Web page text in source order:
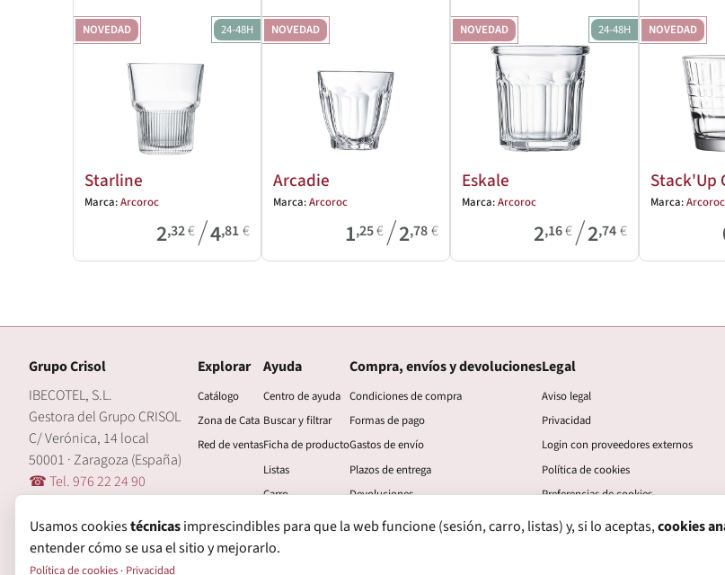
NOVEDAD 24-48H
Starline
Marca:Arcoroc
2,32€/4,81€
NOVEDAD
Arcadie
Marca:Arcoroc
1,25€/2,78€
NOVEDAD 24-48H
Eskale
Marca:Arcoroc
2,16€/2,74€
NOVEDAD
Stack'Up
Marca:Arcoroc
Grupo Crisol
IBECOTEL, S.L.
Gestora del Grupo CRISOL
C/ Verónica, 14 local
50001 · Zaragoza (España)
☎ Tel. 976 22 24 90
Explorar
Catálogo
Zona de Cata
Red de ventas
Ayuda
Centro de ayuda
Buscar y filtrar
Ficha de producto
Listas
Carro
Mi cuenta
Compra, envíos y devoluciones
Condiciones de compra
Formas de pago
Gastos de envío
Plazos de entrega
Devoluciones
Garantía
Legal
Aviso legal
Privacidad
Login con proveedores externos
Política de cookies
Preferencias de cookies
Usamos cookiestécnicasimprescindibles para que la web funcione (sesión, carro, listas) y, si lo aceptas,cookies
entender cómo se usa el sitio y mejorarlo.
Política de cookies · Privacidad